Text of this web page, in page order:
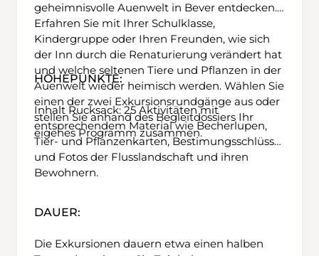
unterhalb der Alp Dadens Sut einen grossen
Bogen und führt über aussichtsreiche alpine
Matten in den Talkessel des Val Murtès. Hier
hat sich an den Hängen auf beiden Seiten
zugleich die Lawine damals losgerissen.
Vorsicht verlangt der Wanderweg durch die
Verbauungen, die heute das Anrissgebiet
schützen. Bei Crap Ner angelangt, führt der
Weg über dicht mit Heidelbeersträuchern
bewachsenen Waldboden steil abwärts, zurück
nach Sumvitg.
geheimnisvolle Auenwelt in Bever entdecken.
Erfahren Sie mit Ihrer Schulklasse,
Kindergruppe oder Ihren Freunden, wie sich
der Inn durch die Renaturierung verändert hat
und welche seltenen Tiere und Pflanzen in der
Auenwelt wieder heimisch werden. Wählen Sie
einen der zwei Exkursionsrundgänge aus oder
stellen Sie anhand des Begleitdossiers Ihr
eigenes Programm zusammen.
HÖHEPUNKTE:
Inhalt Rucksack: 25 Aktivitäten mit
entsprechendem Material wie Becherlupen,
Tier- und Pflanzenkarten, Bestimungsschlüssel
und Fotos der Flusslandschaft und ihren
Bewohnern.
DAUER:
Die Exkursionen dauern etwa einen halben